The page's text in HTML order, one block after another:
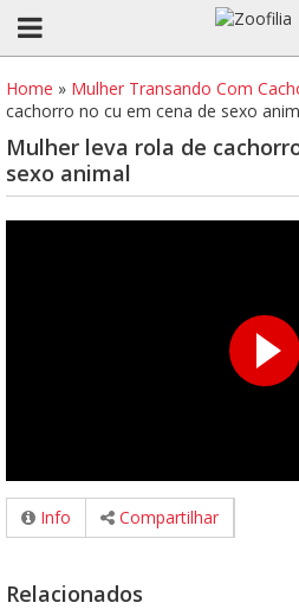
Home » Mulher Transando Com
cachorro no cu em cena de sexo
Mulher leva rola de
sexo animal
Info Compartilhar
Relacionados